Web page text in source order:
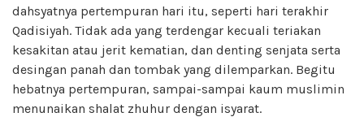
dahsyatnya pertempuran hari itu, seperti hari terakhir
Qadisiyah. Tidak ada yang terdengar kecuali teriakan
kesakitan atau jerit kematian, dan denting senjata serta
desingan panah dan tombak yang dilemparkan. Begitu
hebatnya pertempuran, sampai-sampai kaum muslimin
menunaikan shalat zhuhur dengan isyarat.